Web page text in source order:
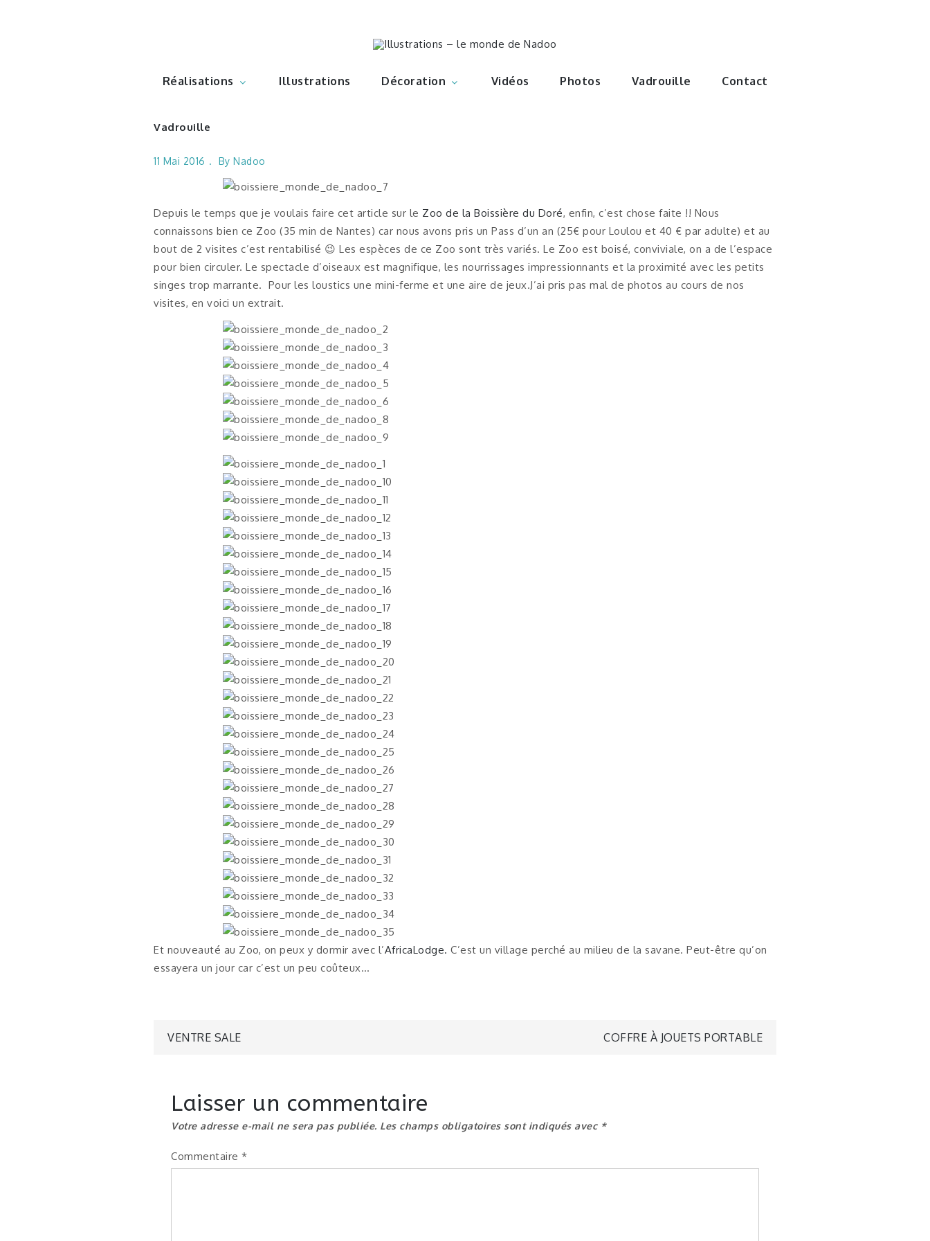
Illustrations – le monde de
Nadoo
Réalisations Illustrations Décoration Vidéos Photos Vadrouille Contact
Vadrouille
11 Mai 2016 By Nadoo
Depuis le temps que je voulais faire cet article sur le Zoo de la Boissière du Doré, enfin, c’est chose faite !! Nous
connaissons bien ce Zoo (35 min de Nantes) car nous avons pris un Pass d’un an (25€ pour Loulou et 40 € par adulte) et au
bout de 2 visites c’est rentabilisé 😉 Les espèces de ce Zoo sont très variés. Le Zoo est boisé, conviviale, on a de l’espace
pour bien circuler. Le spectacle d’oiseaux est magnifique, les nourrissages impressionnants et la proximité avec les petits
singes trop marrante. Pour les loustics une mini-ferme et une aire de jeux.J’ai pris pas mal de photos au cours de nos
visites, en voici un extrait.
Et nouveauté au Zoo, on peux y dormir avec l’AfricaLodge. C’est un village perché au milieu de la savane. Peut-être qu’on
essayera un jour car c’est un peu coûteux…
Navigation
l’article
VENTRE SALE COFFRE À JOUETS PORTABLE
Laisser un commentaire
Votre adresse e-mail ne sera pas publiée. Les champs obligatoires sont indiqués avec *
Commentaire *